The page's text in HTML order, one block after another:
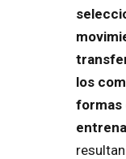
los
formas